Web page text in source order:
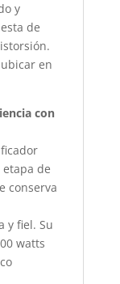
y
de
en
con
de
conserva
y fiel. Su
watts